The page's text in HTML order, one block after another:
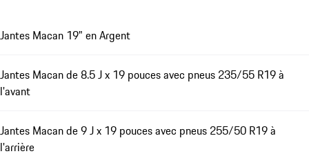
Jantes Macan 19" en Argent
Jantes Macan de 8.5 J x 19 pouces avec pneus 235/55 R19 à
l'avant
Jantes Macan de 9 J x 19 pouces avec pneus 255/50 R19 à
l'arrière